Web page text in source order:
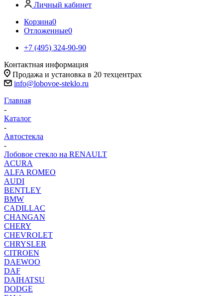
Личный кабинет
Корзина0
Отложенные0
+7 (495) 324-90-90
Контактная информация
Продажа и установка в 20 техцентрах
info@lobovoe-steklo.ru
Главная
-
Каталог
-
Автостекла
-
Лобовое стекло на RENAULT
ACURA
ALFA ROMEO
AUDI
BENTLEY
BMW
CADILLAC
CHANGAN
CHERY
CHEVROLET
CHRYSLER
CITROEN
DAEWOO
DAF
DAIHATSU
DODGE